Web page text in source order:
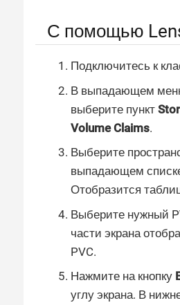
С помощью
Подключитесь к
В выпадающем
выберите пункт
Volume Claims.
Выберите
выпадающем
Отобразится
Выберите нужный
части экрана
PVC.
Нажмите на кнопку
углу экрана. В